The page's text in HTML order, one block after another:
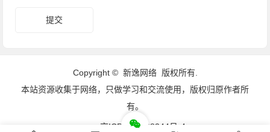
Copyright © 新逸网络版权所有.
本站资源收集于网络，只做学习和交流使用，版权归原作者所
有。
京ICP备16008344号-4